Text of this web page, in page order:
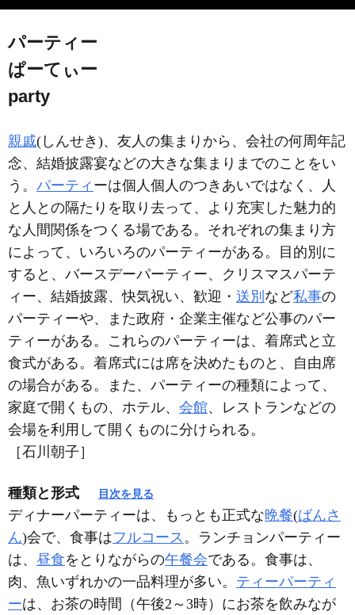
パーティー
ぱーてぃー
party
親戚(しんせき)、友人の集まりから、会社の何周年記
念、結婚披露宴などの大きな集まりまでのことをい
う。 パーティ ーは個人個人のつきあいではなく、人
と人との隔たりを取り去って、より充実した魅力的
な人間関係をつくる場である。それぞれの集まり方
によって、いろいろのパーティーがある。目的別に
すると、バースデーパーティー、クリスマスパーテ
ィー、結婚披露、快気祝い、歓迎・ 送別 など私事の
パーティーや、また政府・企業主催など公事のパー
ティーがある。これらのパーティーは、着席式と立
食式がある。着席式には席を決めたものと、自由席
の場合がある。また、パーティーの種類によって、
家庭で開くもの、ホテル、 会館、レストランなどの
会場を利用して開くものに分けられる。
［石川朝子］
種類と形式 目次を見る
ディナーパーティーは、もっとも正式な晩餐(ばんさ
ん)会で、食事はフルコース。ランチョンパーティー
は、 昼食をとりながらの午餐会である。食事は、
肉、魚いずれかの一品料理が多い。 ティーパーティ
ーは、お茶の時間（午後2～3時）にお茶を飲みなが